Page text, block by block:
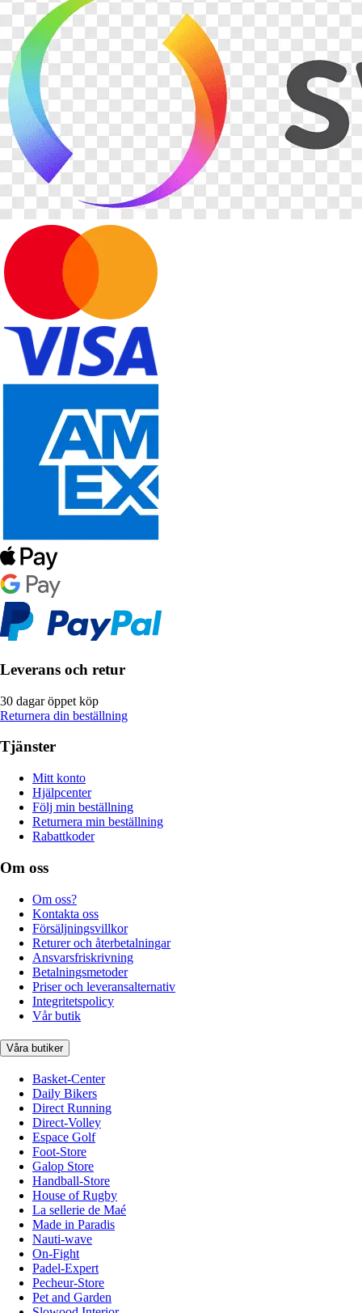
Leverans och retur
30 dagar öppet köp
Returnera din beställning
Tjänster
Mitt konto
Hjälpcenter
Följ min beställning
Returnera min beställning
Rabattkoder
Om oss
Om oss?
Kontakta oss
Försäljningsvillkor
Returer och återbetalningar
Ansvarsfriskrivning
Betalningsmetoder
Priser och leveransalternativ
Integritetspolicy
Vår butik
Våra butiker
Basket-Center
Daily Bikers
Direct Running
Direct-Volley
Espace Golf
Foot-Store
Galop Store
Handball-Store
House of Rugby
La sellerie de Maé
Made in Paradis
Nauti-wave
On-Fight
Padel-Expert
Pecheur-Store
Pet and Garden